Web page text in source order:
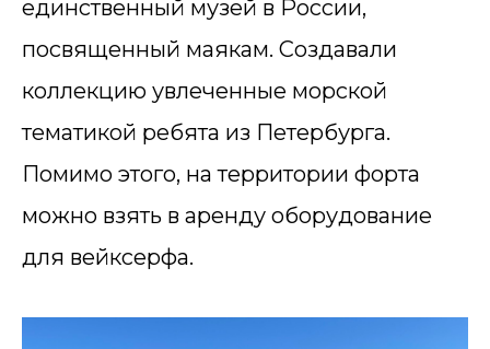
единственный музей в России,
посвященный маякам. Создавали
коллекцию увлеченные морской
тематикой ребята из Петербурга.
Помимо этого, на территории форта
можно взять в аренду оборудование
для вейксерфа.